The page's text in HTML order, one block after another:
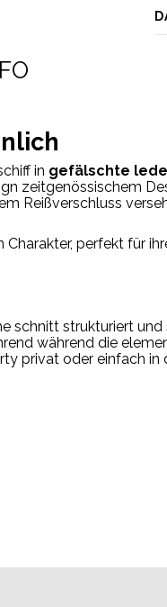
in gefälschte
zeitgenössischem
Reißverschluss
Charakter, perfekt für
schnitt strukturiert und
während die
privat oder einfach in